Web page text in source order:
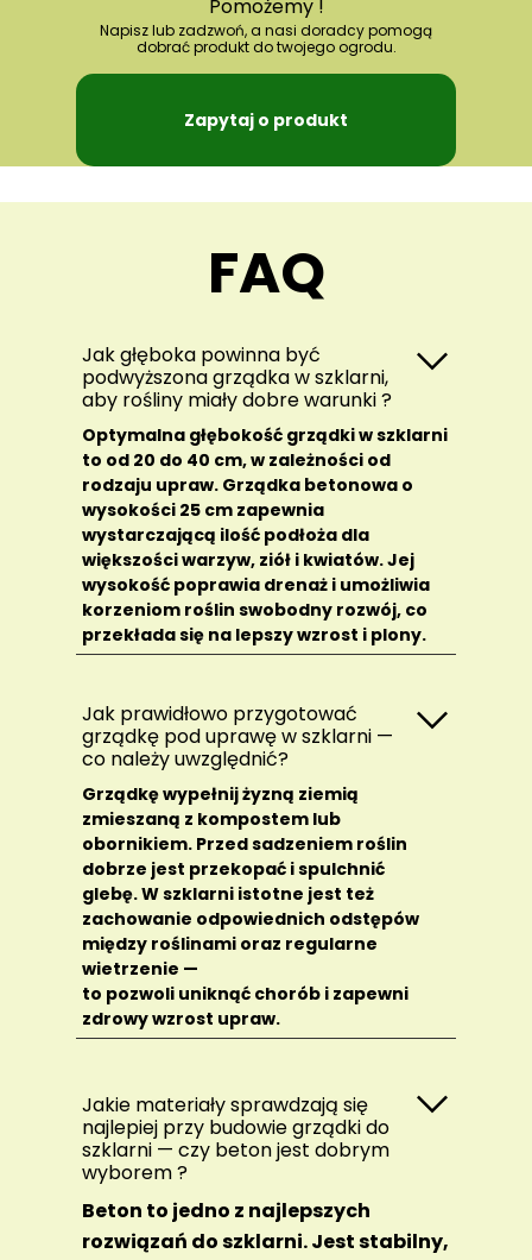
Zapytaj o produkt
Pomożemy !
Napisz lub zadzwoń, a nasi doradcy pomogą
dobrać produkt do twojego ogrodu.
FAQ
Jak głęboka powinna być
podwyższona grządka w szklarni,
aby rośliny miały dobre warunki ?
Optymalna głębokość grządki w szklarni
to od 20 do 40 cm, w zależności od
rodzaju upraw. Grządka betonowa o
wysokości 25 cm zapewnia
wystarczającą ilość podłoża dla
większości warzyw, ziół i kwiatów. Jej
wysokość poprawia drenaż i umożliwia
korzeniom roślin swobodny rozwój, co
przekłada się na lepszy wzrost i plony.
Jak prawidłowo przygotować
grządkę pod uprawę w szklarni —
co należy uwzględnić?
Grządkę wypełnij żyzną ziemią
zmieszaną z kompostem lub
obornikiem. Przed sadzeniem roślin
dobrze jest przekopać i spulchnić
glebę. W szklarni istotne jest też
zachowanie odpowiednich odstępów
między roślinami oraz regularne
wietrzenie —
to pozwoli uniknąć chorób i zapewni
zdrowy wzrost upraw.
Jakie materiały sprawdzają się
najlepiej przy budowie grządki do
szklarni — czy beton jest dobrym
wyborem ?
Beton to jedno z najlepszych
rozwiązań do szklarni. Jest stabilny,